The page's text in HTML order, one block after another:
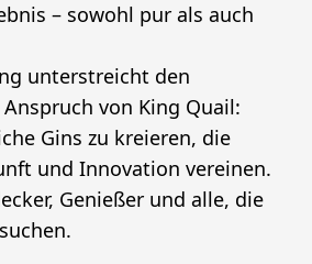
– sowohl pur als auch
unterstreicht den
von King Quail:
Gins zu kreieren, die
und Innovation vereinen.
Genießer und alle, die